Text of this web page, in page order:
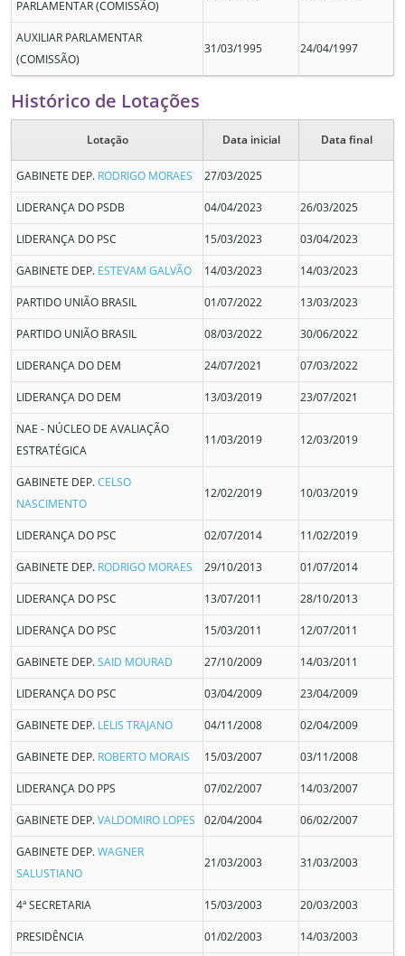
PARLAMENTAR (COMISSÃO)
AUXILIAR PARLAMENTAR
(COMISSÃO)
31/03/1995 24/04/1997
Histórico de Lotações
Lotação Data inicial Data final
GABINETE DEP. RODRIGO MORAES 27/03/2025
LIDERANÇA DO PSDB 04/04/2023 26/03/2025
LIDERANÇA DO PSC 15/03/2023 03/04/2023
GABINETE DEP. ESTEVAM GALVÃO 14/03/2023 14/03/2023
PARTIDO UNIÃO BRASIL 01/07/2022 13/03/2023
PARTIDO UNIÃO BRASIL 08/03/2022 30/06/2022
LIDERANÇA DO DEM 24/07/2021 07/03/2022
LIDERANÇA DO DEM 13/03/2019 23/07/2021
NAE - NÚCLEO DE AVALIAÇÃO
ESTRATÉGICA
11/03/2019 12/03/2019
GABINETE DEP.CELSO
NASCIMENTO
12/02/2019 10/03/2019
LIDERANÇA DO PSC 02/07/2014 11/02/2019
GABINETE DEP. RODRIGO MORAES 29/10/2013 01/07/2014
LIDERANÇA DO PSC 13/07/2011 28/10/2013
LIDERANÇA DO PSC 15/03/2011 12/07/2011
GABINETE DEP.SAID MOURAD 27/10/2009 14/03/2011
LIDERANÇA DO PSC 03/04/2009 23/04/2009
GABINETE DEP. LELIS TRAJANO 04/11/2008 02/04/2009
GABINETE DEP. ROBERTO MORAIS 15/03/2007 03/11/2008
LIDERANÇA DO PPS 07/02/2007 14/03/2007
GABINETE DEP.VALDOMIRO LOPES 02/04/2004 06/02/2007
GABINETE DEP.WAGNER
SALUSTIANO
21/03/2003 31/03/2003
4ª SECRETARIA 15/03/2003 20/03/2003
PRESIDÊNCIA 01/02/2003 14/03/2003